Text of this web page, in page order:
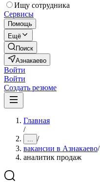
Ищу сотрудника
Сервисы
Помощь
Ещё
Поиск
Азнакаево
Войти
Войти
Создать резюме
Главная
/
... /
вакансии в Азнакаево/
аналитик продаж